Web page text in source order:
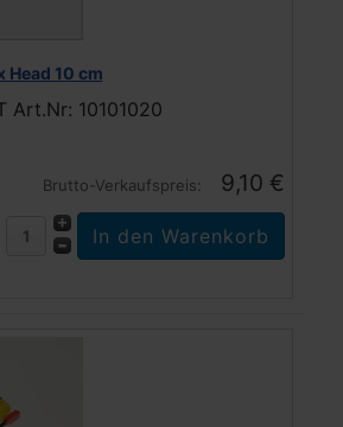
10 cm
Art.Nr: 10101020
Brutto-Verkaufspreis: 9,10 €